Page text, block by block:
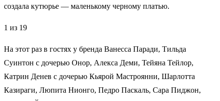
создала кутюрье — маленькому черному платью.
1 из 19
На этот раз в гостях у бренда Ванесса Паради, Тильда
Суинтон с дочерью Онор, Алекса Деми, Тейяна Тейлор,
Катрин Денев с дочерью Кьярой Мастроянни, Шарлотта
Казираги, Люпита Нионго, Педро Паскаль, Сара Пиджон,